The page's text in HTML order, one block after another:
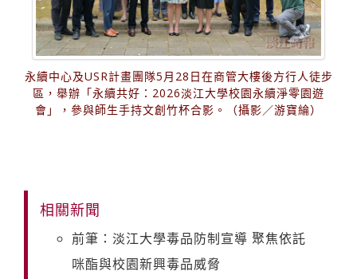
永續中心及USR計畫團隊5月28日在商管大樓後方行人徒步
區，舉辦「永續共好：2026淡江大學校園永續淨零園遊
會」，參與師生手持文創竹杯合影。（攝影／游寶綸）
相關新聞
前筆：淡江大學毒品防制宣導 聚焦依託
咪酯與校園新興毒品威脅